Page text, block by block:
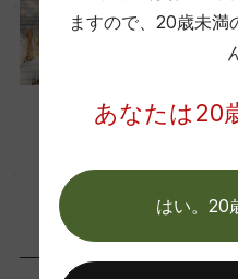
コンクール入賞歴
ー
海外ワイン専門誌評価歴
Wine Advocate 獲得点
ー
ますので、 20歳未満
あなたは20
はい。20